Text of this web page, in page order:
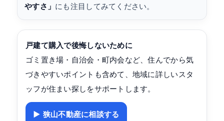
やすさ」 にも注目してみてください。
戸建て購入で後悔しないために
ゴミ置き場・自治会・町内会など、住んでから気
づきやすいポイントも含めて、地域に詳しいスタ
ッフが住まい探しをサポートします。
▶ 狭山不動産に相談する